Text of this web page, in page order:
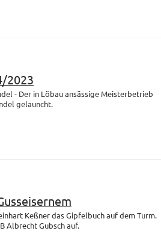
2023
- Der in Löbau ansässige Meisterbetrieb
gelauncht.
Keßner das Gipfelbuch auf dem Turm.
Albrecht Gubsch auf.